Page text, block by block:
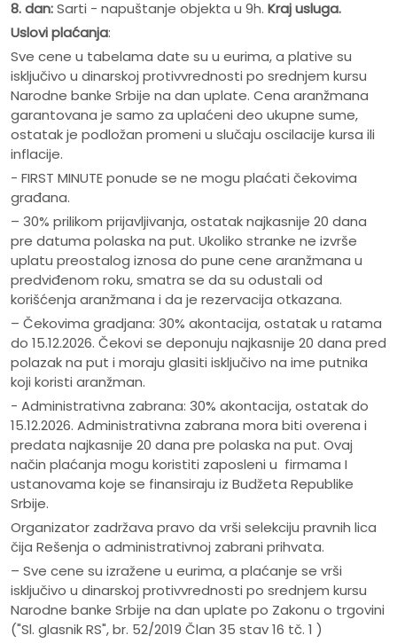
8. dan:Sarti - napuštanje objekta u 9h. Kraj usluga.
Uslovi plaćanja:
Sve cene u tabelama date su u eurima, a plative su
isključivo u dinarskoj protivvrednosti po srednjem kursu
Narodne banke Srbije na dan uplate. Cena aranžmana
garantovana je samo za uplaćeni deo ukupne sume,
ostatak je podložan promeni u slučaju oscilacije kursa ili
inflacije.
- FIRST MINUTE ponude se ne mogu plaćati čekovima
građana.
– 30% prilikom prijavljivanja, ostatak najkasnije 20 dana
pre datuma polaska na put. Ukoliko stranke ne izvrše
uplatu preostalog iznosa do pune cene aranžmana u
predviđenom roku, smatra se da su odustali od
korišćenja aranžmana i da je rezervacija otkazana.
– Čekovima gradjana: 30% akontacija, ostatak u ratama
do 15.12.2026. Čekovi se deponuju najkasnije 20 dana pred
polazak na put i moraju glasiti isključivo na ime putnika
koji koristi aranžman.
- Administrativna zabrana: 30% akontacija, ostatak do
15.12.2026. Administrativna zabrana mora biti overena i
predata najkasnije 20 dana pre polaska na put. Ovaj
način plaćanja mogu koristiti zaposleni u firmama I
ustanovama koje se finansiraju iz Budžeta Republike
Srbije.
Organizator zadržava pravo da vrši selekciju pravnih lica
čija Rešenja o administrativnoj zabrani prihvata.
– Sve cene su izražene u eurima, a plaćanje se vrši
isključivo u dinarskoj protivvrednosti po srednjem kursu
Narodne banke Srbije na dan uplate po Zakonu o trgovini
("Sl. glasnik RS", br. 52/2019 Član 35 stav 16 tč. 1 )